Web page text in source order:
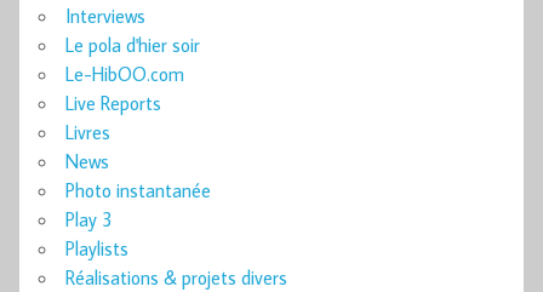
Interviews
Le pola d'hier soir
Le-HibOO.com
Live Reports
Livres
News
Photo instantanée
Play 3
Playlists
Réalisations & projets divers